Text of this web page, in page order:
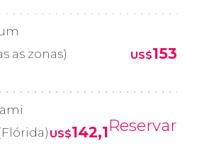
as zonas)
US$153
US$142,1Reservar